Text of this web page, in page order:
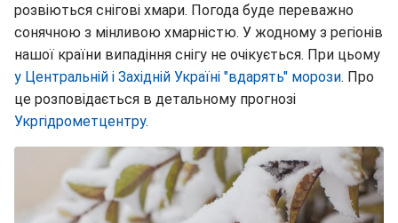
розвіються снігові хмари. Погода буде переважно
сонячною з мінливою хмарністю. У жодному з регіонів
нашої країни випадіння снігу не очікується. При цьому
у Центральній і Західній Україні "вдарять" морози. Про
це розповідається в детальному прогнозі
Укргідрометцентру.